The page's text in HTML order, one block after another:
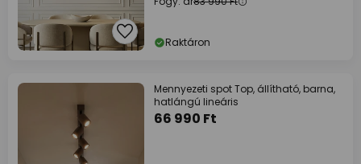
Raktáron
Mennyezeti spot Top, állítható, barna,
hatlángú lineáris
66 990 Ft